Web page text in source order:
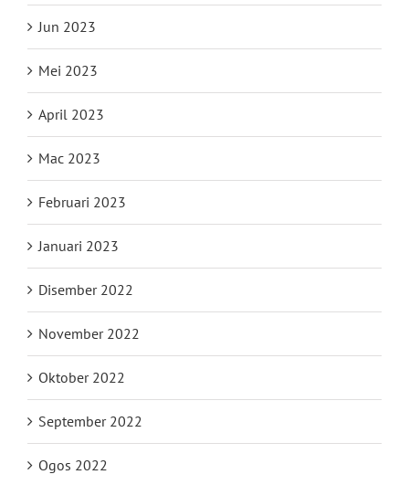
Jun 2023
Mei 2023
April 2023
Mac 2023
Februari 2023
Januari 2023
Disember 2022
November 2022
Oktober 2022
September 2022
Ogos 2022